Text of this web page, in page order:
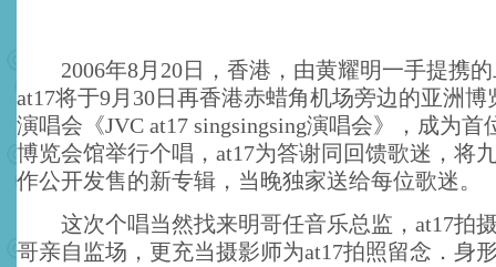
2006年8月20日，香港，由黄耀明一手提携的
at17将于9月30日再香港赤蜡角机场旁边的亚洲博
演唱会《JVC at17 singsingsing演唱会》，成为首
博览会馆举行个唱，at17为答谢同回馈歌迷，将
作公开发售的新专辑，当晚独家送给每位歌迷。
这次个唱当然找来明哥任音乐总监，at17拍
哥亲自监场，更充当摄影师为at17拍照留念．身